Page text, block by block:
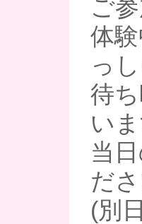
ご
体
っ
待
い
当
だ
(別